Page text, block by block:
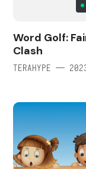
Word Golf:
Clash
TERAHYPE —